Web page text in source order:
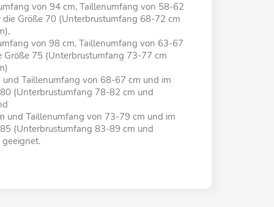
von 94 cm, Taillenumfang von 58-62
Größe 70 (Unterbrustumfang 68-72 cm
von 98 cm, Taillenumfang von 63-67
Größe 75 (Unterbrustumfang 73-77 cm
Taillenumfang von 68-67 cm und im
(Unterbrustumfang 78-82 cm und
und Taillenumfang von 73-79 cm und im
(Unterbrustumfang 83-89 cm und